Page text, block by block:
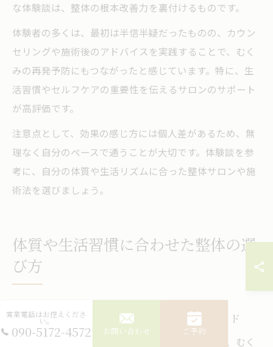
な体験談は、整体の根本改善力を裏付けるものです。
体験者の多くは、最初は半信半疑だったものの、カウン
セリングや施術後のアドバイスを実践することで、むく
みの再発予防にもつながったと感じています。特に、生
活習慣やセルフケアの重要性を伝えるサロンのサポート
が高評価です。
注意点として、効果の感じ方には個人差があるため、無
理なく自分のペースで通うことが大切です。体験談を参
考に、自分の体質や生活リズムに合った整体サロンや施
術法を選びましょう。
体質や生活習慣に合わせた整体の選
び方
体質別に選べる整体の特徴と選び方ガイド
整体は、身体の歪みや筋肉の緊張を整えることで、むく
営業電話はお控えくださ
い。
090-5172-4572 お問い合わせ ご予約